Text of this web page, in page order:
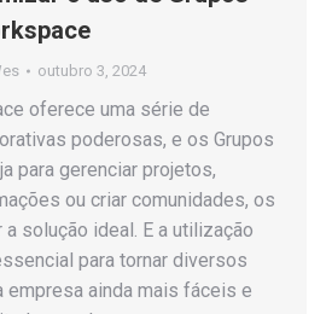
outubro 3, 2024
oferece uma série de
poderosas, e os Grupos
para gerenciar projetos,
ou criar comunidades, os
solução ideal. E a utilização
para tornar diversos
ainda mais fáceis e